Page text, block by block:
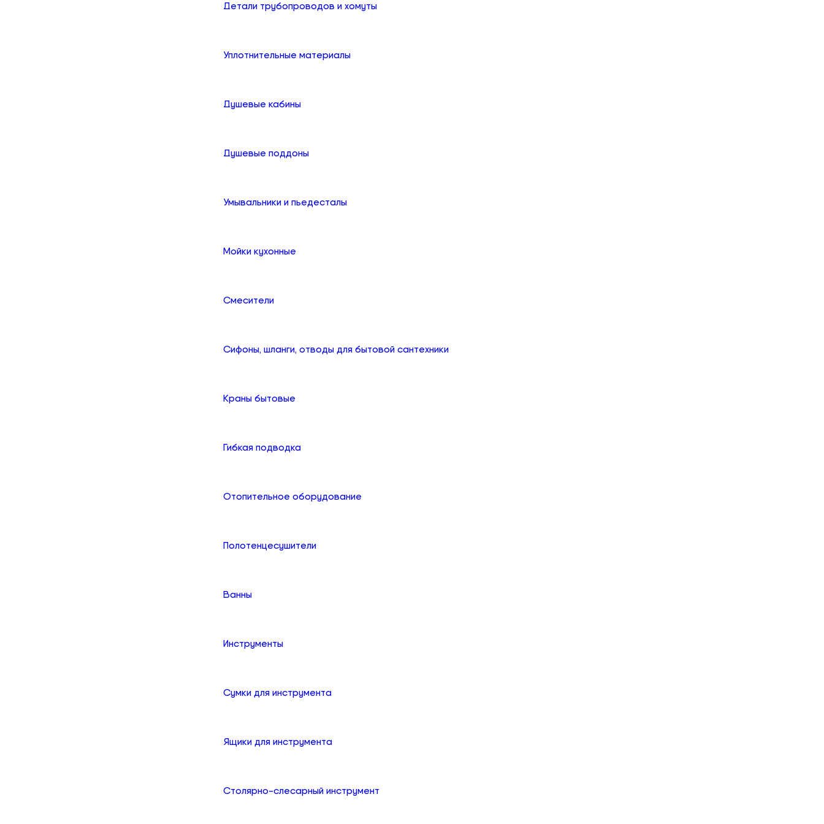
Детали трубопроводов и хомуты
Уплотнительные материалы
Душевые кабины
Душевые поддоны
Умывальники и пьедесталы
Мойки кухонные
Смесители
Сифоны, шланги, отводы для бытовой сантехники
Краны бытовые
Гибкая подводка
Отопительное оборудование
Полотенцесушители
Ванны
Инструменты
Сумки для инструмента
Ящики для инструмента
Столярно-слесарный инструмент